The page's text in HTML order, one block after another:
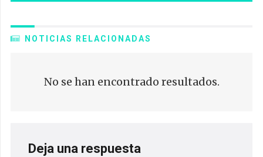
NOTICIAS RELACIONADAS
No se han encontrado resultados.
Deja una respuesta